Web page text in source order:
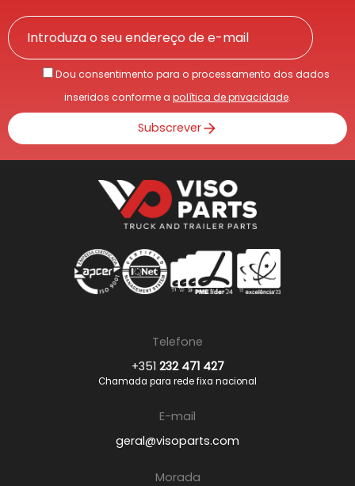
Dou consentimento para o processamento dos dados
inseridos conforme a política de privacidade.
Subscrever
Telefone
+351 232 471 427
Chamada para rede fixa nacional
E-mail
geral@visoparts.com
Morada